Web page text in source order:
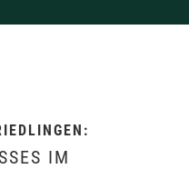
:
IM K